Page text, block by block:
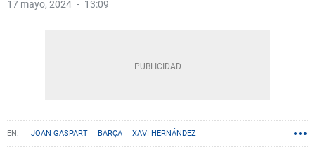
17 mayo, 2024 13:09
JOAN GASPART BARÇA XAVI HERNÁNDEZ